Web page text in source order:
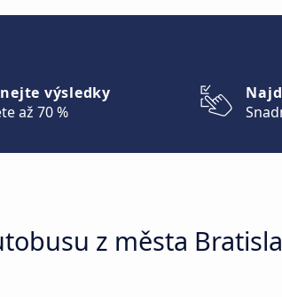
výsledky
až 70 %
z města